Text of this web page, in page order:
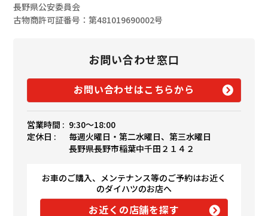
長野県公安委員会
古物商許可証番号：第481019690002号
お問い合わせ窓口
お問い合わせはこちらから
営業時間 : 9:30〜18:00
定休日 :
毎週火曜日・第二水曜日、第三水曜日
長野県長野市稲葉中千田２１４２
お車のご購入、メンテナンス等のご予約はお近く
のダイハツのお店へ
お近くの店舗を探す